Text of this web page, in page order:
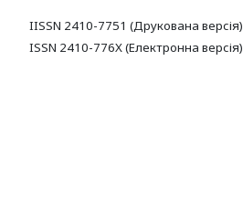
IISSN 2410-7751 (Друкована версія)
ISSN 2410-776X (Електронна версія)